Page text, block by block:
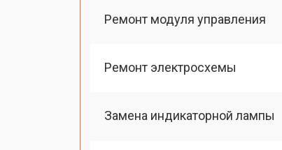
Ремонт модуля управления
Ремонт электросхемы
Замена индикаторной лампы